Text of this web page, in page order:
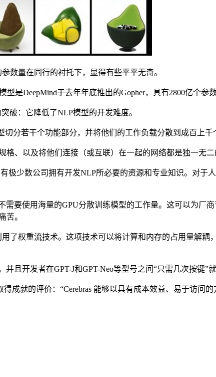
数量在同行的衬托下，显得有些平平无奇。
DeepMind于去年年底推出的Gopher，具有2800亿个参数
：它降低了NLP模型的开发难度。
若干个功能部分，并将他们的工作负载分散到成百上千
以及将他们连接（或互联）在一起的网络都是独一无二
少数公司拥有开发NLP所必要的资源和专业知识。对于
使用海量的GPU分散训练模型的工作量。这可以为厂
苦。
权重流技术。这项技术可以将计算和内存的占用量解耦
开发者在GPT-J和GPT-Neo等型号之间“只需几次按键”
得成就的评价：“Cerebras 能够以具有成本效益、易于访